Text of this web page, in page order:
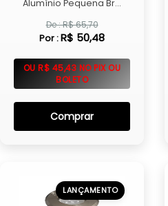
Alumínio Pequena Br...
De : R$ 65,70
Por :R$ 50,48
OU R$ 45,43 NO PIX OU
BOLETO
Comprar
LANÇAMENTO